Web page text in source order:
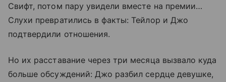
Свифт, потом пару увидели вместе на премии…
Слухи превратились в факты: Тейлор и Джо
подтвердили отношения.
Но их расставание через три месяца вызвало куда
больше обсуждений: Джо разбил сердце девушке,